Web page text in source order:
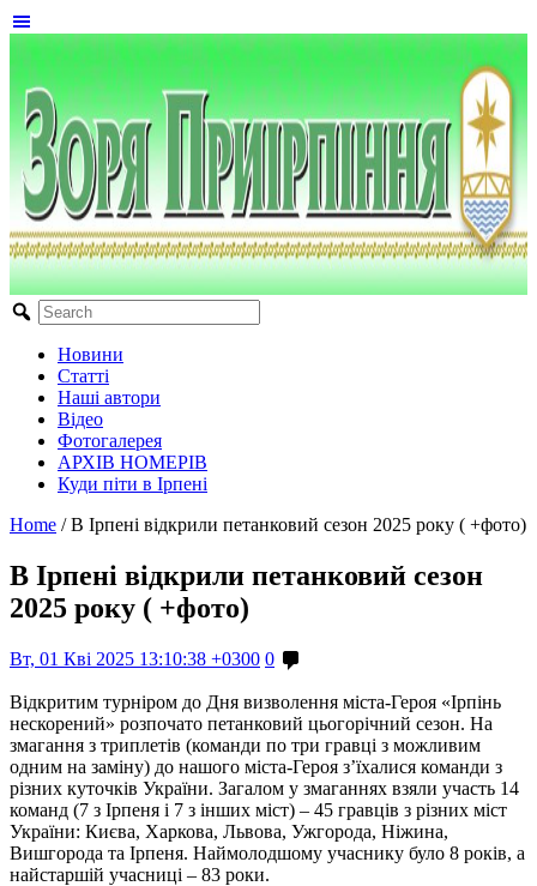
Новини
Статті
Наші автори
Відео
Фотогалерея
АРХІВ НОМЕРІВ
Куди піти в Ірпені
Home / В Ірпені відкрили петанковий сезон 2025 року ( +фото)
В Ірпені відкрили петанковий сезон
2025 року ( +фото)
Вт, 01 Кві 2025 13:10:38 +0300 0
Відкритим турніром до Дня визволення міста-Героя «Ірпінь
нескорений» розпочато петанковий цьогорічний сезон. На
змагання з триплетів (команди по три гравці з можливим
одним на заміну) до нашого міста-Героя з’їхалися команди з
різних куточків України. Загалом у змаганнях взяли участь 14
команд (7 з Ірпеня і 7 з інших міст) – 45 гравців з різних міст
України: Києва, Харкова, Львова, Ужгорода, Ніжина,
Вишгорода та Ірпеня. Наймолодшому учаснику було 8 років, а
найстаршій учасниці – 83 роки.